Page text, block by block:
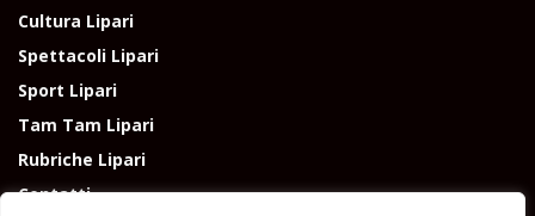
Cultura Lipari
Spettacoli Lipari
Sport Lipari
Tam Tam Lipari
Rubriche Lipari
Contatti